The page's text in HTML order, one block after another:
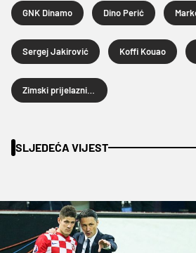
GNK Dinamo Dino Perić
Sergej Jakirović Koffi Kouao
SLJEDEĆA VIJEST